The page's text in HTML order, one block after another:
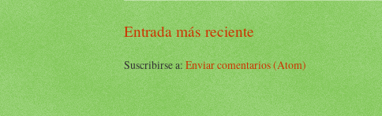
Entrada más reciente
Suscribirse a:Enviar comentarios (Atom)